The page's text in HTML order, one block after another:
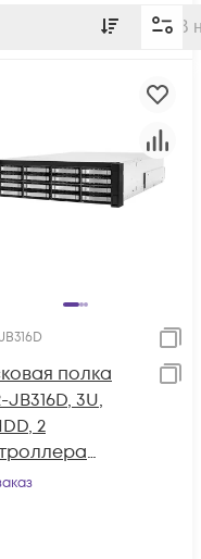
В
полка
JB316D, 3U,
2
s,